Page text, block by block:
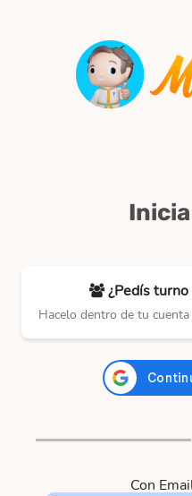
¿Pedís
Hacelo dentro de tu
Con